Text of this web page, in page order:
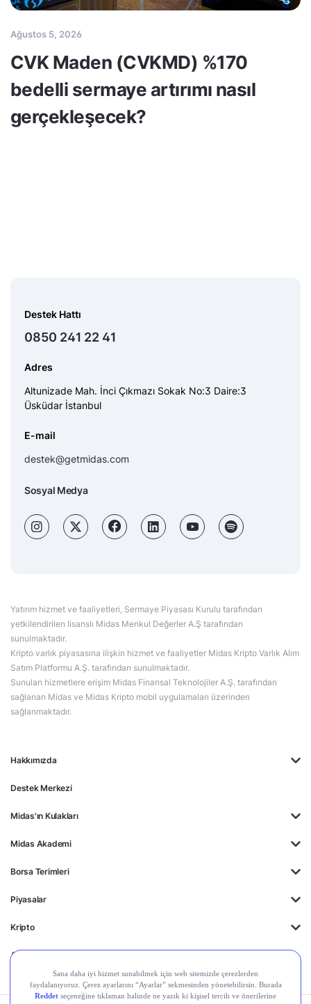
Ağustos 5, 2026
CVK Maden (CVKMD) %170
bedelli sermaye artırımı nasıl
gerçekleşecek?
Hakkımızda
Destek Merkezi
Midas'ın Kulakları
Midas Akademi
Borsa Terimleri
Piyasalar
Kripto
Ayrıcalıklar
Destek Hattı
0850 241 22 41
Adres
Altunizade Mah. İnci Çıkmazı Sokak No:3 Daire:3
Üsküdar İstanbul
E-mail
destek@getmidas.com
Sosyal Medya
Yatırım hizmet ve faaliyetleri, Sermaye Piyasası Kurulu tarafından
yetkilendirilen lisanslı Midas Menkul Değerler A.Ş tarafından
sunulmaktadır.
Kripto varlık piyasasına ilişkin hizmet ve faaliyetler Midas Kripto Varlık Alım
Satım Platformu A.Ş. tarafından sunulmaktadır.
Sunulan hizmetlere erişim Midas Finansal Teknolojiler A.Ş. tarafından
sağlanan Midas ve Midas Kripto mobil uygulamaları üzerinden
sağlanmaktadır.